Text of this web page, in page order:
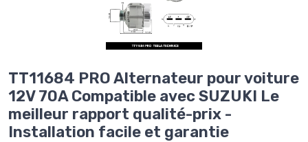
TT11684 PRO Alternateur pour voiture
12V 70A Compatible avec SUZUKI Le
meilleur rapport qualité-prix -
Installation facile et garantie